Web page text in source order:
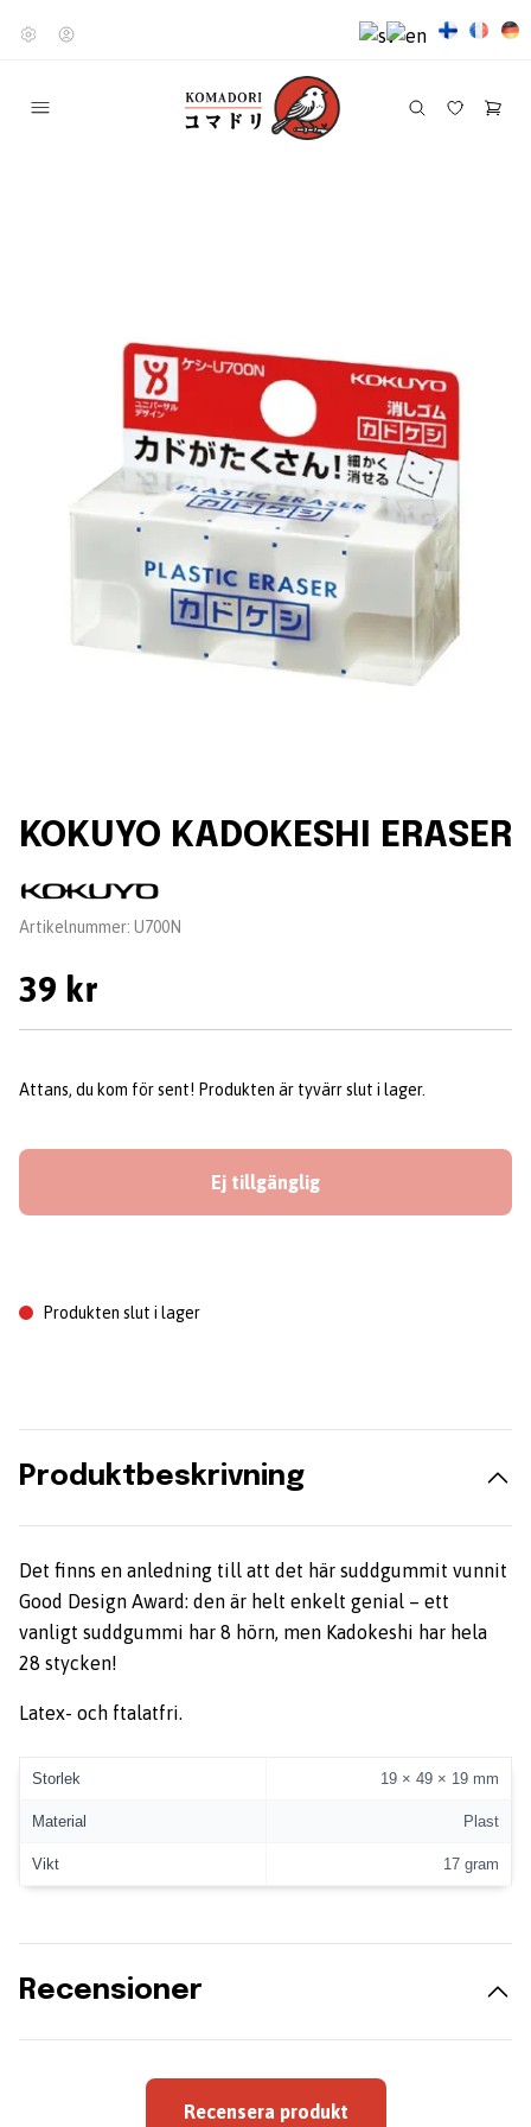
KOKUYO KADOKESHI ERASER
Leverantör:
Artikelnummer: U700N
39 kr
Attans, du kom för sent! Produkten är tyvärr slut i lager.
Ej tillgänglig
Produkten slut i lager
Produktbeskrivning
Det finns en anledning till att det här suddgummit vunnit
Good Design Award: den är helt enkelt genial – ett
vanligt suddgummi har 8 hörn, men Kadokeshi har hela
28 stycken!
Latex- och ftalatfri.
Storlek 19 × 49 × 19 mm
Material Plast
Vikt 17 gram
Recensioner
Recensera produkt